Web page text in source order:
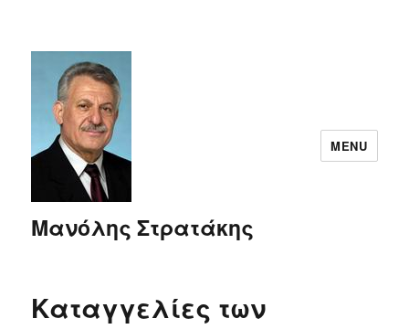
Μανόλης Στρατάκης
MENU
Καταγγελίες των